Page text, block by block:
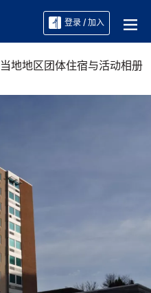
登录 / 加入
当地地区团体住宿与活动相册